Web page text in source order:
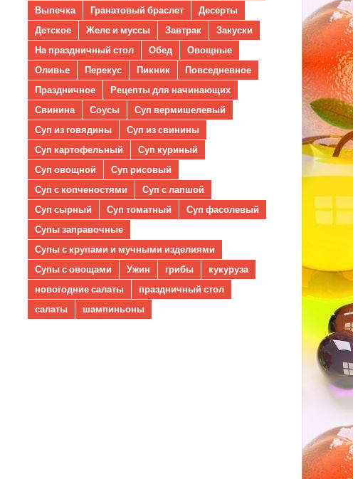
Выпечка
Гранатовый браслет
Десерты
Детское
Желе и муссы Завтрак
Закуски
На праздничный стол
Обед
Овощные
Оливье
Перекус Пикник
Повседневное
Праздничное
Рецепты для начинающих
Свинина
Соусы
Суп вермишелевый
Суп из говядины
Суп из свинины
Суп картофельный
Суп куриный
Суп овощной
Суп рисовый
Суп с копченостями
Суп с лапшой
Суп сырный
Суп томатный
Суп фасолевый
Супы заправочные
Супы с крупами и мучными изделиями
Супы с овощами
Ужин грибы
кукуруза
новогодние салаты
праздничный стол
салаты
шампиньоны